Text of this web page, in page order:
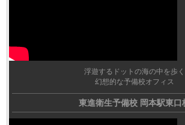
浮遊するドットの海の中を歩く
幻想的な予備校オフィス
東進衛生予備校 岡本駅東口